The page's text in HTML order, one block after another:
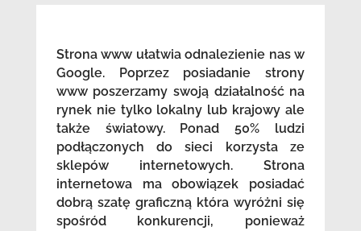
Strona www ułatwia odnalezienie nas w
Google. Poprzez posiadanie strony
www poszerzamy swoją działalność na
rynek nie tylko lokalny lub krajowy ale
także światowy. Ponad 50% ludzi
podłączonych do sieci korzysta ze
sklepów internetowych. Strona
internetowa ma obowiązek posiadać
dobrą szatę graficzną która wyróżni się
spośród konkurencji, ponieważ